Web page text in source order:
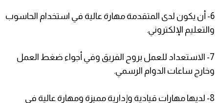
6- أن يكون لدى المتقدمة مهارة عالية في استخدام الحاسوب
والتعليم الإلكتروني.
7- الاستعداد للعمل بروح الفريق وفي أجواء ضغط العمل
وخارج ساعات الدوام الرسمي.
8- لديها مهارات قيادية وإدارية مميزة ومهارة عالية في